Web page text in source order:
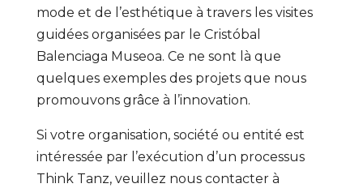
mode et de l’esthétique à travers les visites
guidées organisées par le Cristóbal
Balenciaga Museoa. Ce ne sont là que
quelques exemples des projets que nous
promouvons grâce à l’innovation.
Si votre organisation, société ou entité est
intéressée par l’exécution d’un processus
Think Tanz, veuillez nous contacter à